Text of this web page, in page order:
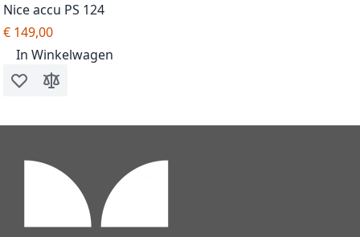
Nice accu PS 124
€ 149,00
In Winkelwagen
Voeg toe aan verlanglijst
Toevoegen om te vergelijken